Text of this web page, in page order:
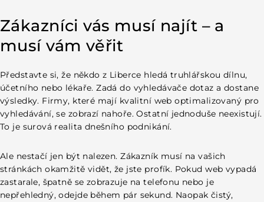
Důkazy a reference
Snadný způsob kontaktu
Udržování a rozvoj webu v čase
Rozšiřování webu podle růstu firmy
Tvorba webů Liberec – proč začít právě teď
Pro koho je tato nabídka určena
Webovky Liberec – nejde jen o techniku, jde o výsledky
Kontakt
Zákazníci vás musí najít – a
musí vám věřit
Představte si, že někdo z Liberce hledá truhlářskou dílnu,
účetního nebo lékaře. Zadá do vyhledávače dotaz a dostane
výsledky. Firmy, které mají kvalitní web optimalizovaný pro
vyhledávání, se zobrazí nahoře. Ostatní jednoduše neexistují.
To je surová realita dnešního podnikání.
Ale nestačí jen být nalezen. Zákazník musí na vašich
stránkách okamžitě vidět, že jste profík. Pokudweb vypadá
zastarale, špatně se zobrazuje na telefonu nebo je
nepřehledný, odejde během pár sekund. Naopak čistý,